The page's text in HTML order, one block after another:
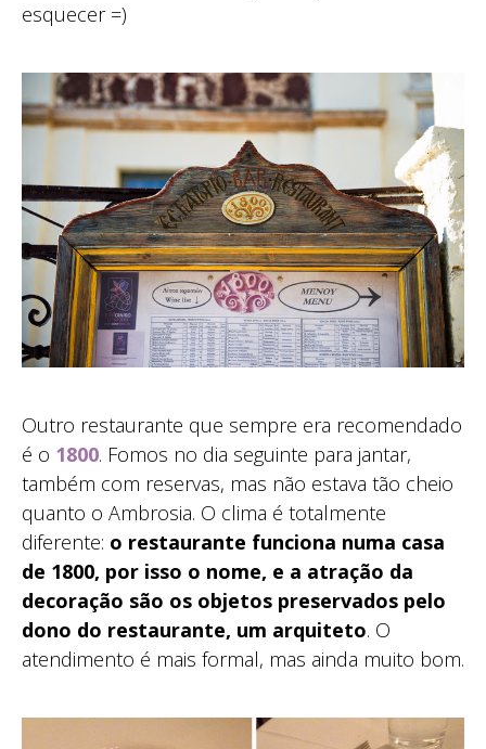
esquecer =)
Outro restaurante que sempre era recomendado
é o 1800. Fomos no dia seguinte para jantar,
também com reservas, mas não estava tão cheio
quanto o Ambrosia. O clima é totalmente
diferente: o restaurante funciona numa casa
de 1800, por isso o nome, e a atração da
decoração são os objetos preservados pelo
dono do restaurante, um arquiteto. O
atendimento é mais formal, mas ainda muito bom.